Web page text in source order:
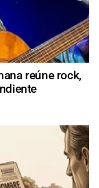
reúne rock,